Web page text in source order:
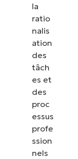
la
ratio
nalis
ation
des
tâch
es et
des
proc
essus
profe
ssion
nels